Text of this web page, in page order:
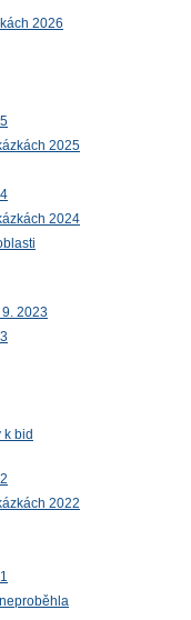
2026
2025
2024
2023
bid
2022